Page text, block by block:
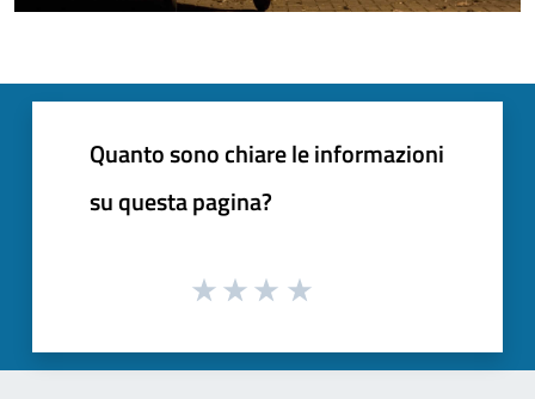
Quanto sono chiare le informazioni
su questa pagina?